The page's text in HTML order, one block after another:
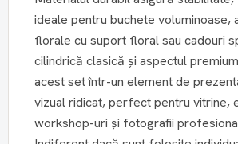
ideale pentru buchete voluminoase,
florale cu suport floral sau cadouri
cilindrică clasică și aspectul
acest set într-un element de
vizual ridicat, perfect pentru vitrine,
workshop-uri și fotografii